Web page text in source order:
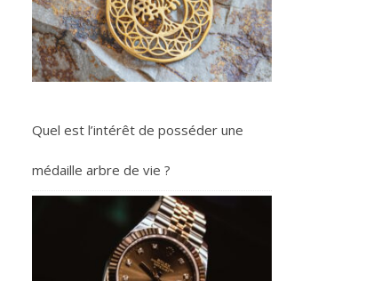
Quel est l’intérêt de posséder une
médaille arbre de vie ?